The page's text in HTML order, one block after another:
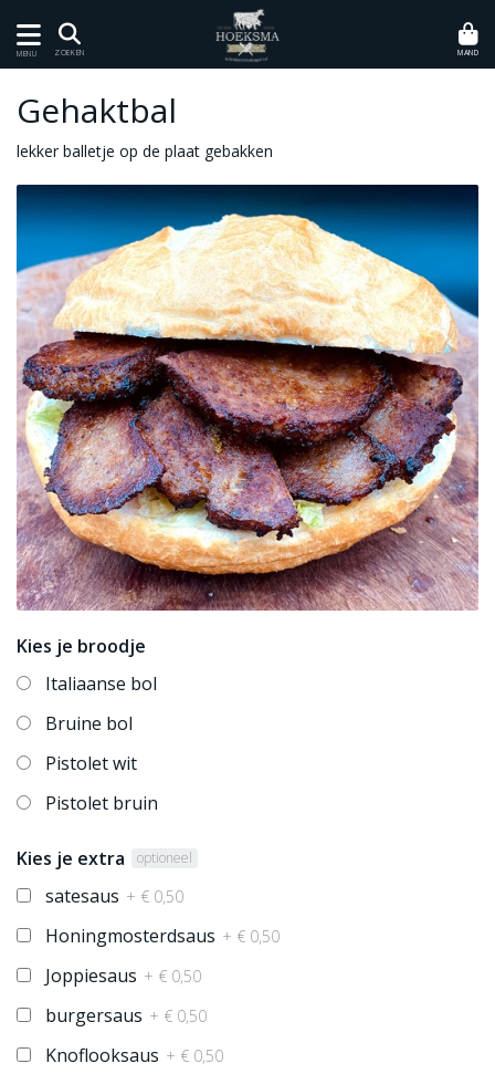
MENU ZOEKEN MAND
Gehaktbal
lekker balletje op de plaat gebakken
Kies je broodje
Italiaanse bol
Bruine bol
Pistolet wit
Pistolet bruin
Kies je extra optioneel
satesaus + € 0,50
Honingmosterdsaus + € 0,50
Joppiesaus + € 0,50
burgersaus + € 0,50
Knoflooksaus + € 0,50